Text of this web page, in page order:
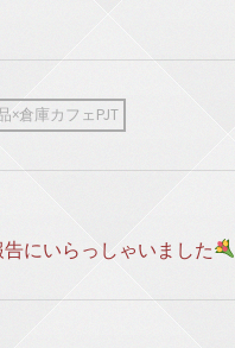
×倉庫カフェPJT
にいらっしゃいました